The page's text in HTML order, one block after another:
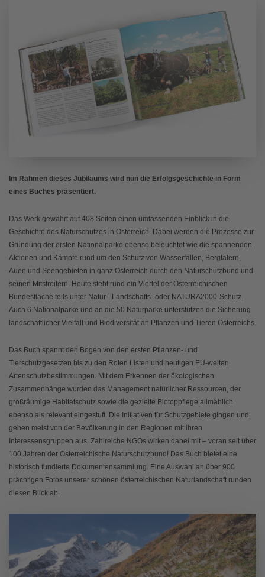
Im Rahmen dieses Jubiläums wird nun die Erfolgsgeschichte in Form
eines Buches präsentiert.
Das Werk gewährt auf 408 Seiten einen umfassenden Einblick in die
Geschichte des Naturschutzes in Österreich. Dabei werden die Prozesse zur
Gründung der ersten Nationalparke ebenso beleuchtet wie die spannenden
Aktionen und Kämpfe rund um den Schutz von Wasserfällen, Bergtälern,
Auen und Seengebieten in ganz Österreich durch den Naturschutzbund und
seinen Mitstreitern. Heute steht rund ein Viertel der Österreichischen
Bundesfläche teils unter Natur-, Landschafts- oder NATURA2000-Schutz.
Auch 6 Nationalparke und an die 50 Naturparke unterstützen die Sicherung
landschaftlicher Vielfalt und Biodiversität an Pflanzen und Tieren Österreichs.
Das Buch spannt den Bogen von den ersten Pflanzen- und
Tierschutzgesetzen bis zu den Roten Listen und heutigen EU-weiten
Artenschutzbestimmungen. Mit dem Erkennen der ökologischen
Zusammenhänge wurden das Management natürlicher Ressourcen, der
großräumige Habitatschutz sowie die gezielte Biotoppflege allmählich
ebenso als relevant eingestuft. Die Initiativen für Schutzgebiete gingen und
gehen meist von der Bevölkerung in den Regionen mit ihren
Interessensgruppen aus. Zahlreiche NGOs wirken dabei mit – voran seit über
100 Jahren der Österreichische Naturschutzbund! Das Buch bietet eine
historisch fundierte Dokumentensammlung. Eine Auswahl an über 900
prächtigen Fotos unserer schönen österreichischen Naturlandschaft runden
diesen Blick ab.